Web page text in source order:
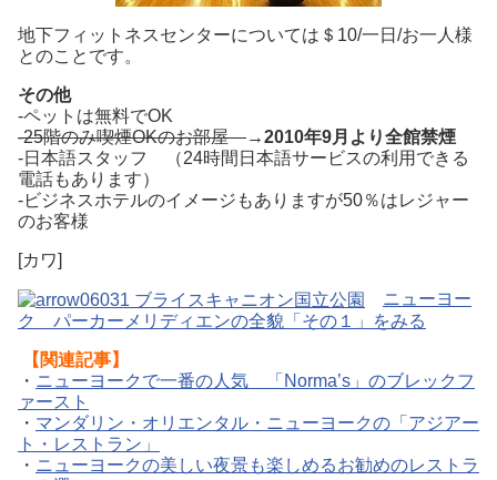
地下フィットネスセンターについては＄10/一日/お一人様
とのことです。
その他
-ペットは無料でOK
-25階のみ喫煙OKのお部屋→2010年9月より全館禁煙
-日本語スタッフ （24時間日本語サービスの利用できる
電話もあります）
-ビジネスホテルのイメージもありますが50％はレジャー
のお客様
[カワ]
ニューヨー
ク パーカーメリディエンの全貌「その１」をみる
【関連記事】
・ ニューヨークで一番の人気 「Norma’s」のブレックフ
ァースト
・ マンダリン・オリエンタル・ニューヨークの「アジアー
ト・レストラン」
・ ニューヨークの美しい夜景も楽しめるお勧めのレストラ